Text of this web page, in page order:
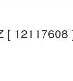
[ 12117608